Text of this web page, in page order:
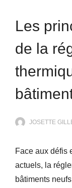
Les
de la
JOSETTE
Face aux défis
actuels, la
bâtiments